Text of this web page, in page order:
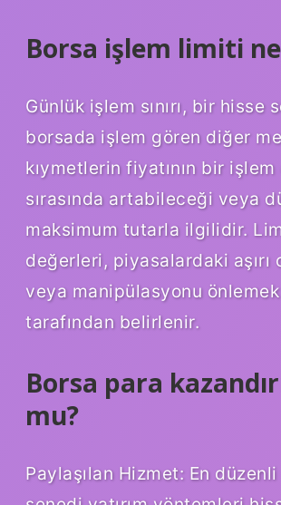
Borsa işlem limiti
Günlük işlem sınırı, bir hisse
borsada işlem gören diğer
kıymetlerin fiyatının bir
sırasında artabileceği veya
maksimum tutarla ilgilidir.
değerleri, piyasalardaki aşırı
veya manipülasyonu
tarafından belirlenir.
Borsa para
mu?
Paylaşılan Hizmet: En